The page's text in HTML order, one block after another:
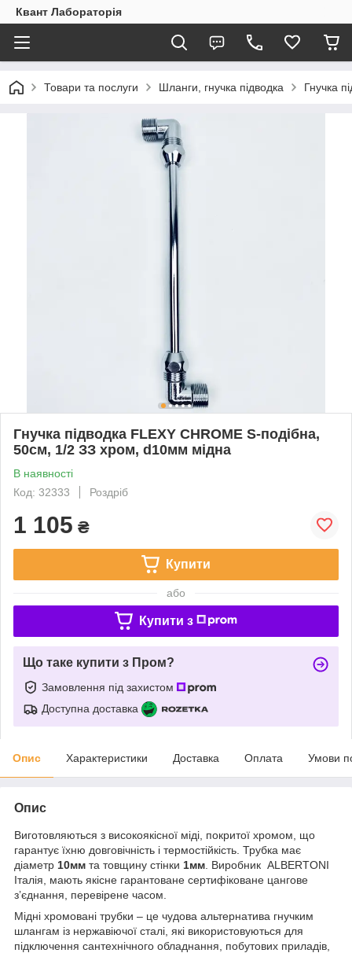
Квант Лабораторія
Товари та послуги Шланги, гнучка підводка Гнучка
Гнучка підводка FLEXY CHROME S-подібна,
50см, 1/2 ЗЗ хром, d10мм мідна
В наявності
Код: 32333
Роздріб
1 105 ₴
Купити
або
Купити з
Що таке купити з Пром?
Замовлення під захистом
Доступна доставка
Опис Характеристики Доставка Оплата Умови
Опис
Виготовляються з високоякісної міді, покритої хромом, що
гарантує їхню довговічність і термостійкість. Трубка має
діаметр 10мм та товщину стінки 1мм . Виробник ALBERTONI
Італія, мають якісне гарантоване сертифіковане цангове
з’єднання, перевірене часом.
Мідні хромовані трубки – це чудова альтернатива гнучким
шлангам із нержавіючої сталі, які використовуються для
підключення сантехнічного обладнання, побутових приладів,